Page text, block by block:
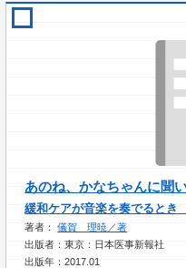
あのね、かなちゃんに聞
緩和ケアが音楽を奏でるとき
著者：儀賀 理暁／著
出版者：東京：日本医事新報社
出版年：2017.01